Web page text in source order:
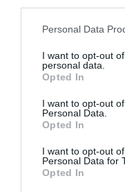
Please note that this
not limited to your visit
grant or deny consent
use your data for
consent section.
Personal Data
I want to opt-out
personal data.
Opted In
I want to opt-out
Personal Data.
Opted In
I want to opt-out
Personal Data for
Opted In
Δύο στα δύο
γυναικών
Η Εθνική ομάδα
δεύτερη νίκη στο